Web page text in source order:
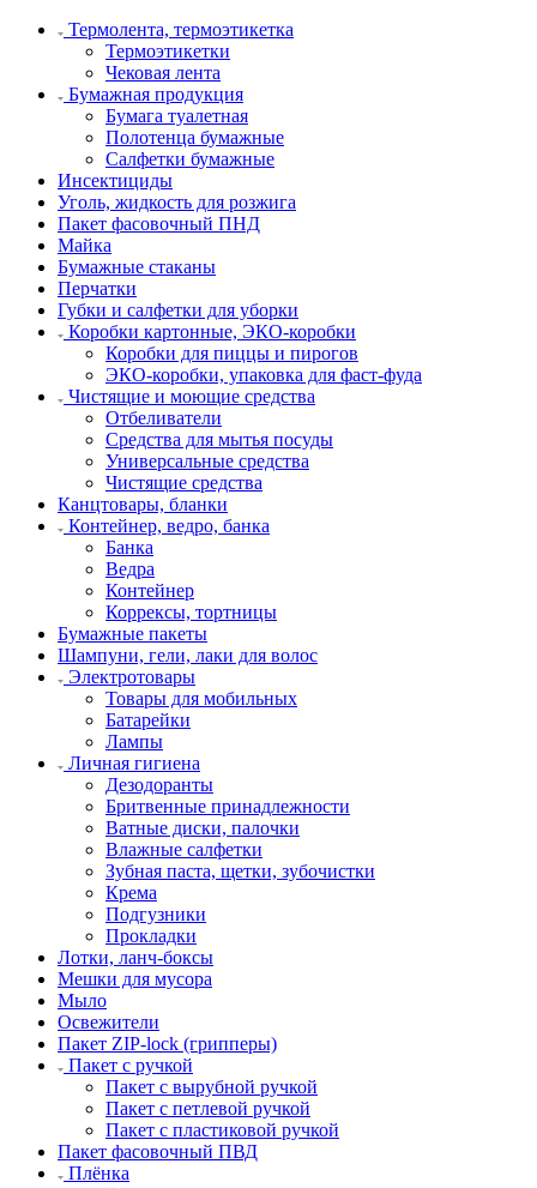
Термолента, термоэтикетка
Термоэтикетки
Чековая лента
Бумажная продукция
Бумага туалетная
Полотенца бумажные
Салфетки бумажные
Инсектициды
Уголь, жидкость для розжига
Пакет фасовочный ПНД
Майка
Бумажные стаканы
Перчатки
Губки и салфетки для уборки
Коробки картонные, ЭКО-коробки
Коробки для пиццы и пирогов
ЭКО-коробки, упаковка для фаст-фуда
Чистящие и моющие средства
Отбеливатели
Средства для мытья посуды
Универсальные средства
Чистящие средства
Канцтовары, бланки
Контейнер, ведро, банка
Банка
Ведра
Контейнер
Коррексы, тортницы
Бумажные пакеты
Шампуни, гели, лаки для волос
Электротовары
Товары для мобильных
Батарейки
Лампы
Личная гигиена
Дезодоранты
Бритвенные принадлежности
Ватные диски, палочки
Влажные салфетки
Зубная паста, щетки, зубочистки
Крема
Подгузники
Прокладки
Лотки, ланч-боксы
Мешки для мусора
Мыло
Освежители
Пакет ZIP-lock (грипперы)
Пакет с ручкой
Пакет с вырубной ручкой
Пакет с петлевой ручкой
Пакет с пластиковой ручкой
Пакет фасовочный ПВД
Плёнка